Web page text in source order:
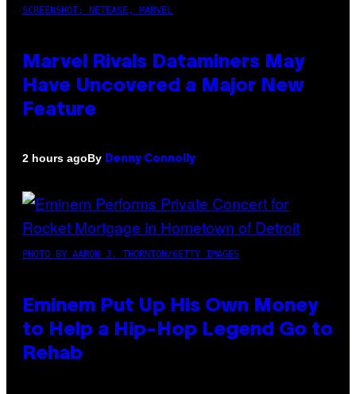
SCREENSHOT: NETEASE, MARVEL
Marvel Rivals Dataminers May
Have Uncovered a Major New
Feature
2 hours agoBy Denny Connolly
PHOTO BY AARON J. THORNTON/GETTY IMAGES
Eminem Put Up His Own Money
to Help a Hip-Hop Legend Go to
Rehab